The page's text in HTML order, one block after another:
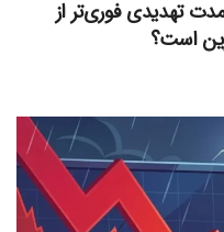
تهدیدی فوری‌تر از
است؟